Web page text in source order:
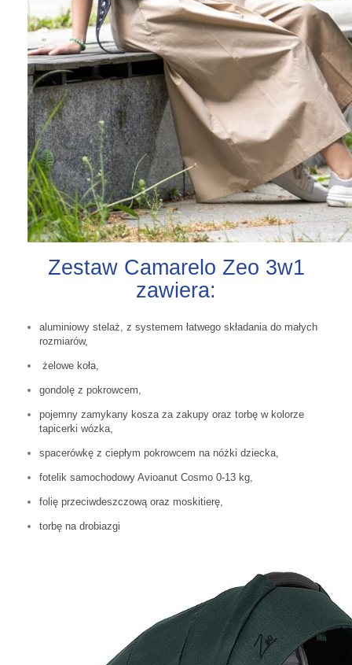
Zestaw Camarelo Zeo 3w1
zawiera:
aluminiowy stelaż, z systemem łatwego składania do małych
rozmiarów,
żelowe koła,
gondolę z pokrowcem,
pojemny zamykany kosza za zakupy oraz torbę w kolorze
tapicerki wózka,
spacerówkę z ciepłym pokrowcem na nóżki dziecka,
fotelik samochodowy Avioanut Cosmo 0-13 kg,
folię przeciwdeszczową oraz moskitierę,
torbę na drobiazgi